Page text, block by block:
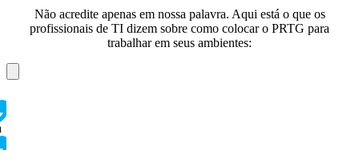
Não acredite apenas em nossa palavra. Aqui está o que os
profissionais de TI dizem sobre como colocar o PRTG para
trabalhar em seus ambientes: